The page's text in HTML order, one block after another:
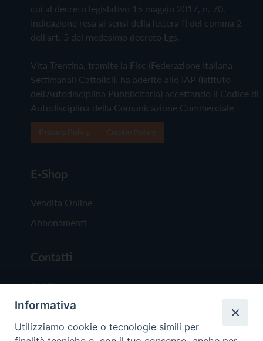
cui al decreto legislativo 15 maggio 2017, n. 70.
Indicazione resa ai sensi della lettera f) del comma 2
dell'art. 5 del medesimo decreto Lgs.
Vita Trentina, tramite la Fisc (Federazione Italiana
Settimanali Cattolici), ha aderito allo IAP (Istituto
dell'Autodisciplina Pubblicitaria) accettando il Codice di
Autodisciplina della Comunicazione Commerciale
E-Shop
Vendita Online
Abbonamenti
Contatti
Chi Siamo
Redazione
Scrivici
Informativa
Utilizziamo cookie o tecnologie simili per